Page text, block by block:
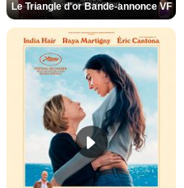
Le Triangle d'or Bande-annonce VF